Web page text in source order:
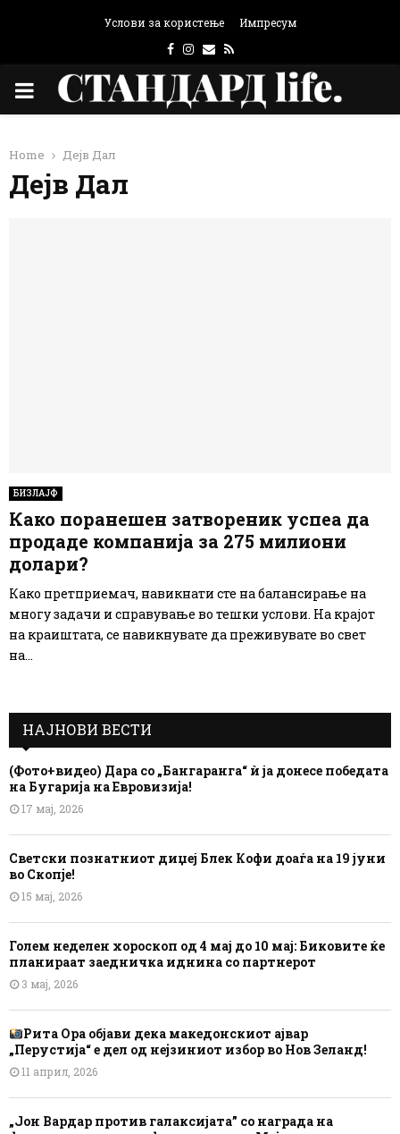
Услови за користење Импресум
Facebook
Instagram
Email
Rss
PRIMARY
Home Дејв Дал
Дејв Дал
БИЗЛАЈФ
Како поранешен затвореник успеа да
продаде компанија за 275 милиони
долари?
Како претприемач, навикнати сте на балансирање на
многу задачи и справување во тешки услови. На крајот
на краиштата, се навикнувате да преживувате во свет
на...
НАЈНОВИ ВЕСТИ
(Фото+видео) Дара со „Бангаранга“ ѝ ја донесе победата
на Бугарија на Евровизија!
17 мај, 2026
Светски познатниот диџеј Блек Кофи доаѓа на 19 јуни
во Скопје!
15 мај, 2026
Голем неделен хороскоп од 4 мај до 10 мај: Биковите ќе
планираат заедничка иднина со партнерот
3 мај, 2026
Рита Ора објави дека македонскиот ајвар
„Перустија“ е дел од нејзиниот избор во Нов Зеланд!
11 април, 2026
„Јон Вардар против галаксијата” со награда на